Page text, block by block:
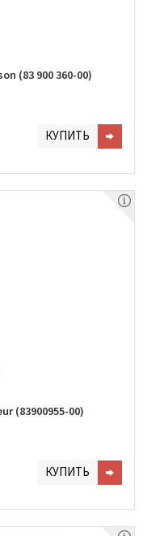
(83 900 360-00)
КУПИТЬ
(83900955-00)
КУПИТЬ